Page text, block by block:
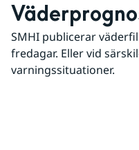
SMHI publicerar
fredagar. Eller vid
varningssituationer.